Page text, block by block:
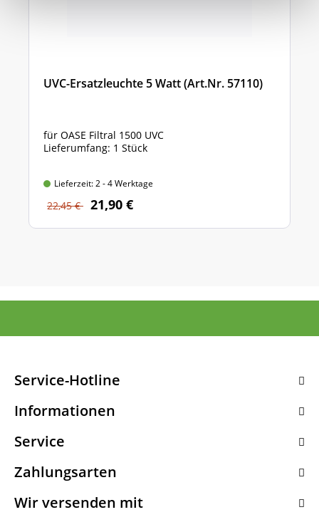
UVC-Ersatzleuchte 5 Watt (Art.Nr. 57110)
für OASE Filtral 1500 UVC
Lieferumfang: 1 Stück
Lieferzeit: 2 - 4 Werktage
22,45 € 21,90 €
Service-Hotline
Informationen
Service
Zahlungsarten
Wir versenden mit